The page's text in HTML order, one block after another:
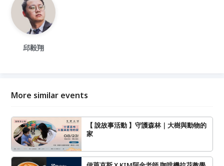
邱毅翔
More similar events
【 說故事活動 】守護森林｜大樹與動物的
家